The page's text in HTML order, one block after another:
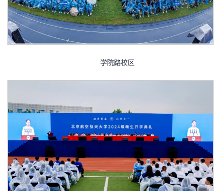
学院路校区